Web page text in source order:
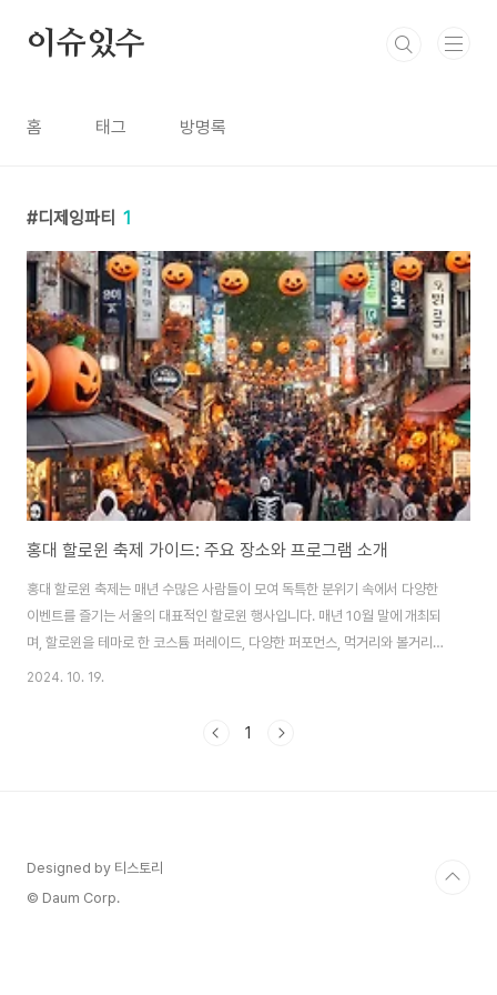
이슈있수
홈 태그 방명록
디제잉파티 1
홍대 할로윈 축제 가이드: 주요 장소와 프로그램 소개
홍대 할로윈 축제는 매년 수많은 사람들이 모여 독특한 분위기 속에서 다양한
이벤트를 즐기는 서울의 대표적인 할로윈 행사입니다. 매년 10월 말에 개최되
며, 할로윈을 테마로 한 코스튬 퍼레이드, 다양한 퍼포먼스, 먹거리와 볼거리로
가득 찬 플리마켓 등 다양한 프로그램이 준비됩니다. 올해도 방문객들에게 잊
해 자세히 소개합니다.홍대 걷고싶은거리 광장무대홍대 할로윈 축제의 중심지
2024. 10. 19.
1
Designed by 티스토리
© Daum Corp.